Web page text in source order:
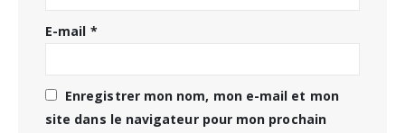
E-mail *
Enregistrer mon nom, mon e-mail et mon
site dans le navigateur pour mon prochain